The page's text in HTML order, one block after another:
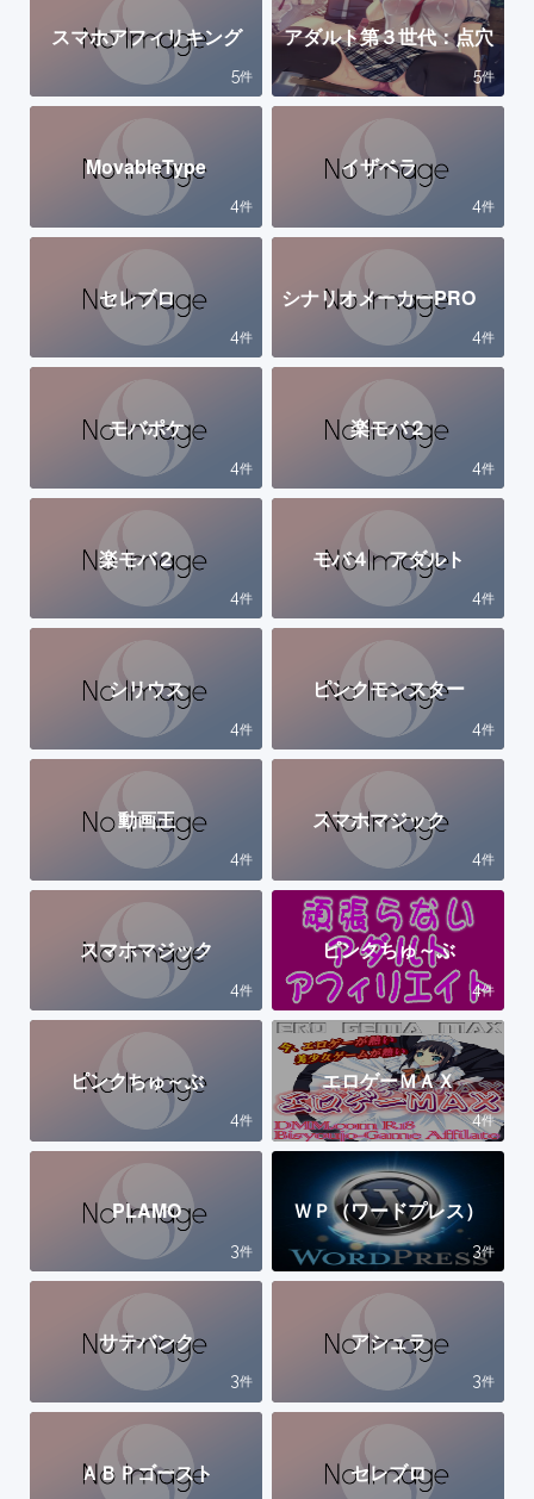
スマホアフィリキング
5件
アダルト第３世代：点穴
5件
MovableType
4件
イザベラ
4件
セレブロ
4件
シナリオメーカーPRO
4件
モバポケ
4件
楽モバ２
4件
楽モバ２
4件
モバ４ アダルト
4件
シリウス
4件
ピンクモンスター
4件
動画王
4件
スマホマジック
4件
スマホマジック
4件
ピンクちゅ～ぶ
4件
ピンクちゅ～ぶ
4件
エロゲーＭＡＸ
4件
PLAMO
3件
ＷＰ（ワードプレス）
3件
サテバンク
3件
アシュラ
3件
ＡＢＰゴースト セレブロ